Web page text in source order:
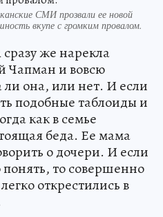
СМИ прозвали ее новой
вкупе с громким провалом.
же нарекла
Чапман и вовсю
ли она, или нет. И если
подобные таблоиды и
как в семье
беда. Ее мама
о дочери. И если
то совершенно
открестились в